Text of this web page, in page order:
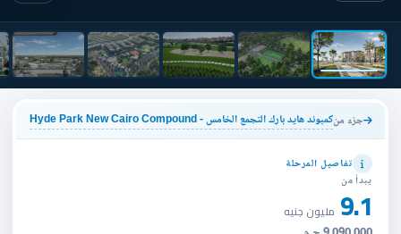
جزء منكمبوند هايد بارك التجمع الخامس - Hyde Park New Cairo Compound
تفاصيل المرحلة
يبدأ من
9.1 مليون جنيه